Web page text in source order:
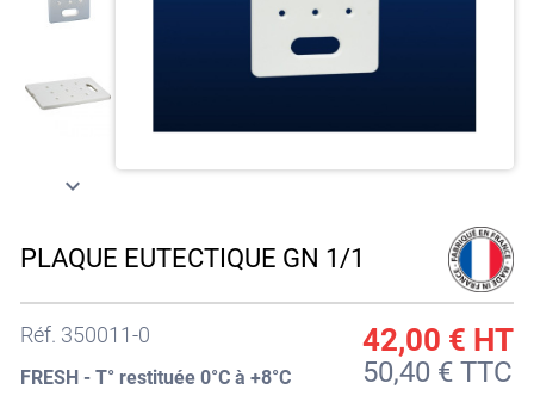

PLAQUE EUTECTIQUE GN 1/1
Réf. 350011-0
FRESH - T° restituée 0°C à +8°C
42,00 € HT
50,40 € TTC